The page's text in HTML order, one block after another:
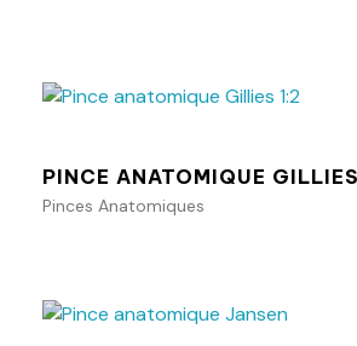
PINCE ANATOMIQUE
Pinces Anatomiques